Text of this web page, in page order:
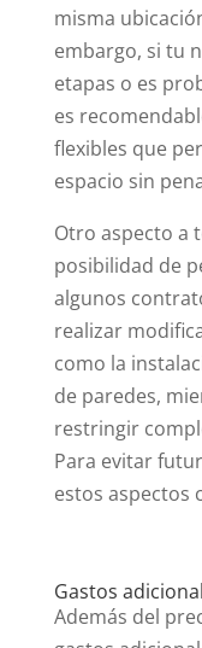
misma
embargo, si tu
etapas o es
es
flexibles que
espacio sin
Otro aspecto a
posibilidad de
algunos
realizar
como la
de paredes,
restringir
Para evitar
estos aspectos
Gastos
Además del